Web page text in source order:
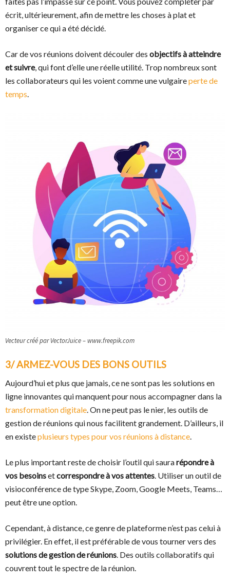
écrit, ultérieurement, afin de mettre les choses à plat et
organiser ce qui a été décidé.
Car de vos réunions doivent découler des objectifs à atteindre
et suivre, qui font d’elle une réelle utilité. Trop nombreux sont
les collaborateurs qui les voient comme une vulgaireperte de
temps.
Vecteur créé par VectorJuice – www.freepik.com
3/ ARMEZ-VOUS DES BONS OUTILS
Aujourd’hui et plus que jamais, ce ne sont pas les solutions en
ligne innovantes qui manquent pour nous accompagner dans la
transformation digitale. On ne peut pas le nier, les outils de
gestion de réunions qui nous facilitent grandement. D’ailleurs, il
en existeplusieurs types pour vos réunions à distance.
Le plus important reste de choisir l’outil qui saurarépondre à
vos besoinsetcorrespondre à vos attentes. Utiliser un outil de
visioconférence de type Skype, Zoom, Google Meets, Teams…
peut être une option.
Cependant, à distance, ce genre de plateforme n’est pas celui à
privilégier. En effet, il est préférable de vous tourner vers des
solutions de gestion de réunions. Des outils collaboratifs qui
couvrent tout le spectre de la réunion.